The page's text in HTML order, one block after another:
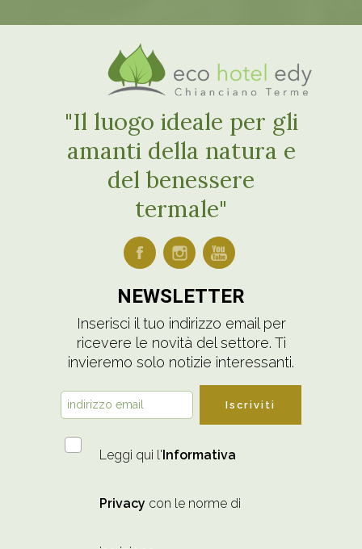
"Il luogo ideale per gli
amanti della natura e
del benessere
termale"
NEWSLETTER
Inserisci il tuo indirizzo email per
ricevere le novità del settore. Ti
invieremo solo notizie interessanti.
Iscriviti
Leggi qui l'Informativa
Privacy con le norme di